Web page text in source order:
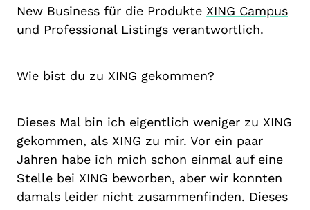
New Business für die Produkte XING Campus
und Professional Listings verantwortlich.
Wie bist du zu XING gekommen?
Dieses Mal bin ich eigentlich weniger zu XING
gekommen, als XING zu mir. Vor ein paar
Jahren habe ich mich schon einmal auf eine
Stelle bei XING beworben, aber wir konnten
damals leider nicht zusammenfinden. Dieses